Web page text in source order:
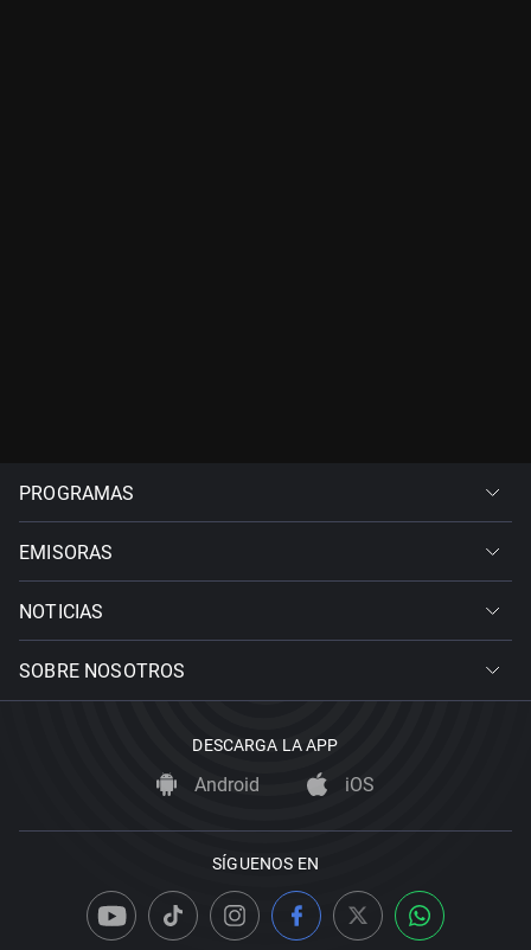
PROGRAMAS
EMISORAS
NOTICIAS
SOBRE NOSOTROS
DESCARGA LA APP
Android iOS
SÍGUENOS EN